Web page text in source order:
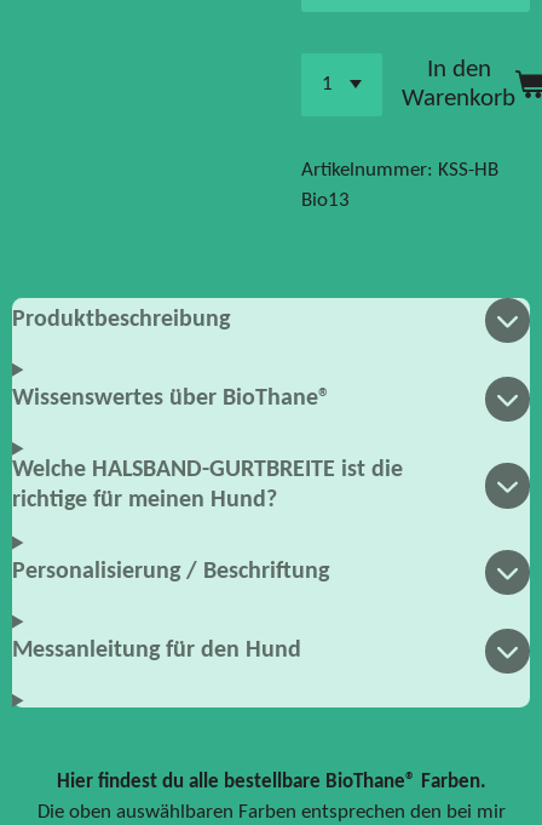
In den
Warenkorb
Artikelnummer: KSS-HB
Bio13
Produktbeschreibung
Wissenswertes über BioThane®
Welche HALSBAND-GURTBREITE ist die
richtige für meinen Hund?
Personalisierung / Beschriftung
Messanleitung für den Hund
Hier findest du alle bestellbare BioThane® Farben.
Die oben auswählbaren Farben entsprechen den bei mir